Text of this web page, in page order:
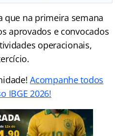
que na primeira semana
aprovados e convocados
operacionais,
Acompanhe todos
IBGE 2026!